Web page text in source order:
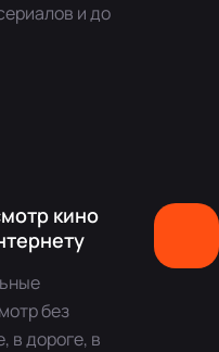
и до
кино
без
в дороге, в